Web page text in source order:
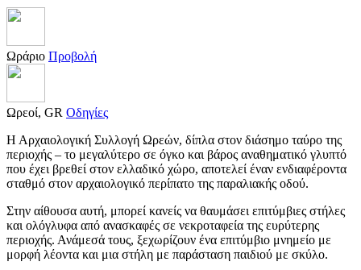
Ωράριο Προβολή
Ωρεοί, GR Οδηγίες
Η Αρχαιολογική Συλλογή Ωρεών, δίπλα στον διάσημο ταύρο της
περιοχής – το μεγαλύτερο σε όγκο και βάρος αναθηματικό γλυπτό
που έχει βρεθεί στον ελλαδικό χώρο, αποτελεί έναν ενδιαφέροντα
σταθμό στον αρχαιολογικό περίπατο της παραλιακής οδού.
Στην αίθουσα αυτή, μπορεί κανείς να θαυμάσει επιτύμβιες στήλες
και ολόγλυφα από ανασκαφές σε νεκροταφεία της ευρύτερης
περιοχής. Ανάμεσά τους, ξεχωρίζουν ένα επιτύμβιο μνημείο με
μορφή λέοντα και μια στήλη με παράσταση παιδιού με σκύλο.